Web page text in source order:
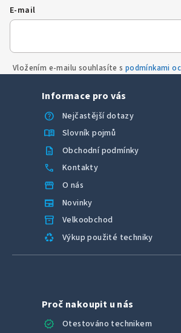
E-mail
Vložením e-mailu souhlasíte s podmínkami
Informace pro vás
help
Nejčastější dotazy
menu_book Slovník pojmů
description Obchodní podmínky
call Kontakty
storefront O nás
newspaper Novinky
inventory_2 Velkoobchod
recycling Výkup použité techniky
Proč nakoupit u nás
verified
Otestováno technikem